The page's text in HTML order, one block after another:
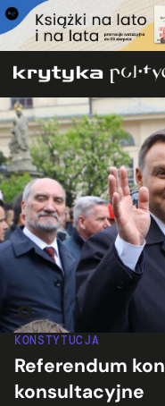
KONSTYTUCJA
Referendum
konsultacyjne
Fot. Senat RP, cc,